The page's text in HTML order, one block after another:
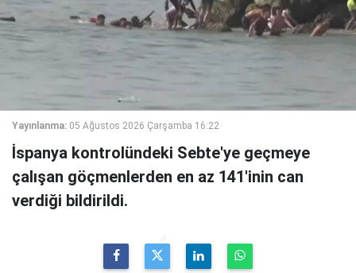
Yayınlanma: 05 Ağustos 2026 Çarşamba 16:22
İspanya kontrolündeki Sebte'ye geçmeye
çalışan göçmenlerden en az 141'inin can
verdiği bildirildi.